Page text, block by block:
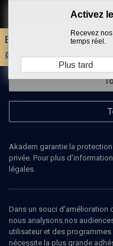
Envie d'encore plus
avantages d'un compte !
Ajouter Partager J’aime
Akadem garantie la
privée. Pour plus
légales.
Dans un souci
nous analysons nos
utilisateur et des
nécessite la plus grande
Activez
Recevez
temps réel.
Plus tard